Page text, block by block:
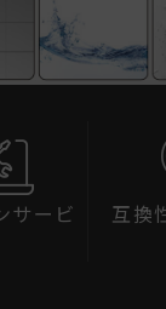
サービ
互換